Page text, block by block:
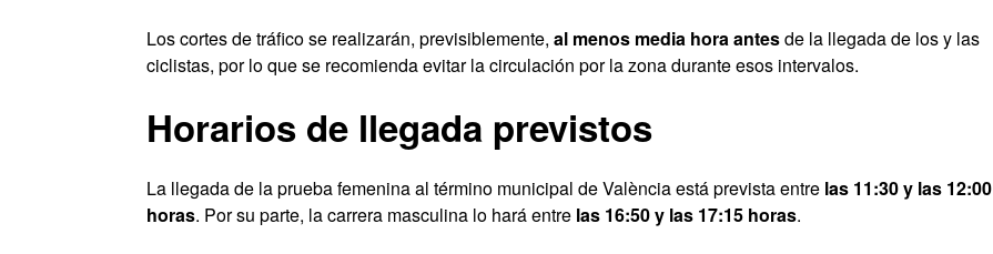
Los cortes de tráfico se realizarán, previsiblemente, al menos media hora antesde la llegada de los y las
ciclistas, por lo que se recomienda evitar la circulación por la zona durante esos intervalos.
Horarios de llegada previstos
La llegada de la prueba femenina al término municipal de València está prevista entre las 11:30 y las 12:00
horas. Por su parte, la carrera masculina lo hará entre las 16:50 y las 17:15 horas.